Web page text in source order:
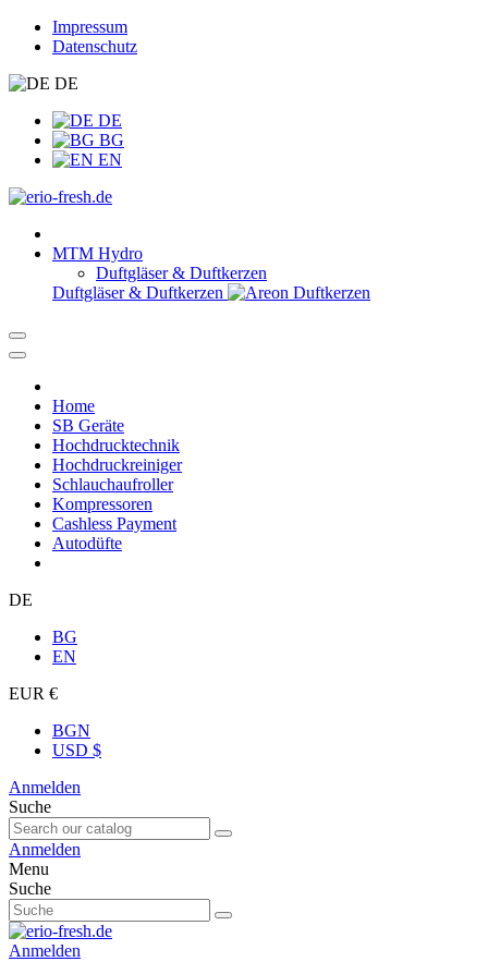
Impressum
Datenschutz
DE
DE
BG
EN
MTM Hydro
Duftgläser & Duftkerzen
Duftgläser & Duftkerzen
Home
SB Geräte
Hochdrucktechnik
Hochdruckreiniger
Schlauchaufroller
Kompressoren
Cashless Payment
Autodüfte
DE
BG
EN
EUR €
BGN
USD $
Anmelden
Suche
Anmelden
Menu
Suche
Anmelden